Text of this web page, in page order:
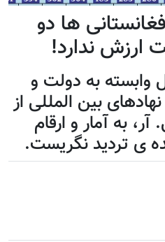
ها دو
ندارد!
به دولت و
بین المللی از
به آمار و ارقام
ی تردید نگریست.